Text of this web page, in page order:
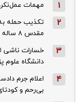
1 مهمات
2
تکذیب حمله
مقدس ۸ ساله منفجر شد
3
خسارات ناشی
دانشگاه
4
اعلام جرم
بی‌رحم و کودتای دی‌ ۱۴۰۴ و